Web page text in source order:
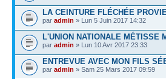
LA CEINTURE FLÉCHÉE
par admin » Lun 5 Juin 2017 14:32
L'UNION NATIONALE MÉTISSE
par admin » Lun 10 Avr 2017 23:33
ENTREVUE AVEC MON FILS
par admin » Sam 25 Mars 2017 09:59